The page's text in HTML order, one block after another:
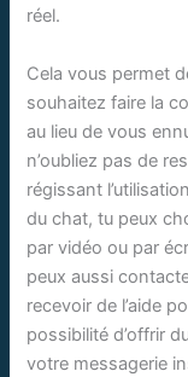
réel.
Cela vous permet
souhaitez faire la
au lieu de vous
n’oubliez pas de
régissant
du chat, tu peux
par vidéo ou par
peux aussi
recevoir de l’aide
possibilité d’offrir
votre messagerie